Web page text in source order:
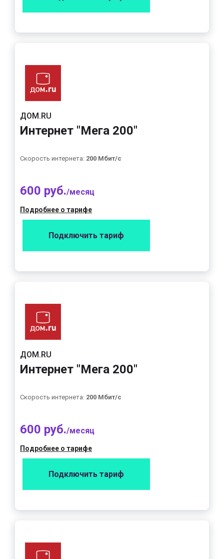
ДОМ.RU
Интернет "Мега 200"
Скорость интернета: 200 Мбит/с
600 руб./месяц
Подробнее о тарифе
Подключить тариф
ДОМ.RU
Интернет "Мега 200"
Скорость интернета: 200 Мбит/с
600 руб./месяц
Подробнее о тарифе
Подключить тариф